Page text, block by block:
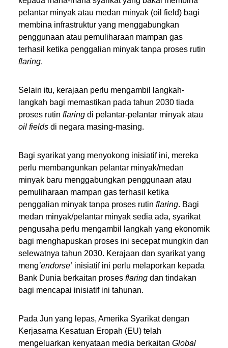
pelantar minyak atau medan minyak (oil field) bagi
membina infrastruktur yang menggabungkan
penggunaan atau pemuliharaan mampan gas
terhasil ketika penggalian minyak tanpa proses rutin
flaring.
Selain itu, kerajaan perlu mengambil langkah-
langkah bagi memastikan pada tahun 2030 tiada
proses rutin flaring di pelantar-pelantar minyak atau
oil fields di negara masing-masing.
Bagi syarikat yang menyokong inisiatif ini, mereka
perlu membangunkan pelantar minyak/medan
minyak baru menggabungkan penggunaan atau
pemuliharaan mampan gas terhasil ketika
penggalian minyak tanpa proses rutin flaring. Bagi
medan minyak/pelantar minyak sedia ada, syarikat
pengusaha perlu mengambil langkah yang ekonomik
bagi menghapuskan proses ini secepat mungkin dan
selewatnya tahun 2030. Kerajaan dan syarikat yang
meng’endorse’ inisiatif ini perlu melaporkan kepada
Bank Dunia berkaitan proses flaring dan tindakan
bagi mencapai inisiatif ini tahunan.
Pada Jun yang lepas, Amerika Syarikat dengan
Kerjasama Kesatuan Eropah (EU) telah
mengeluarkan kenyataan media berkaitan Global